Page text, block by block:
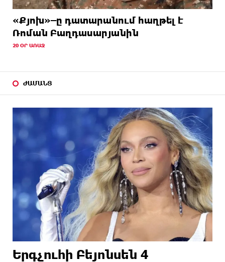
«Քյոխ»–ը դատարանում հաղթել է
Ռոման Բաղդասարյանին
20 ՕՐ ԱՌԱՋ
ԺԱՄԱՆՑ
Երգչուհի Բեյոնսեն ​​4